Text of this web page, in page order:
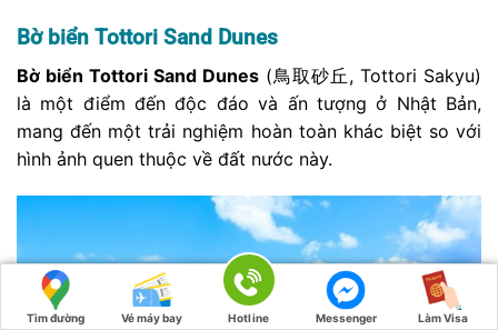
Bờ biển Tottori Sand Dunes
Bờ biển Tottori Sand Dunes (鳥取砂丘, Tottori Sakyu)
là một điểm đến độc đáo và ấn tượng ở Nhật Bản,
mang đến một trải nghiệm hoàn toàn khác biệt so với
hình ảnh quen thuộc về đất nước này.
Tìm đường Vé máy bay Hotline Messenger Làm Visa